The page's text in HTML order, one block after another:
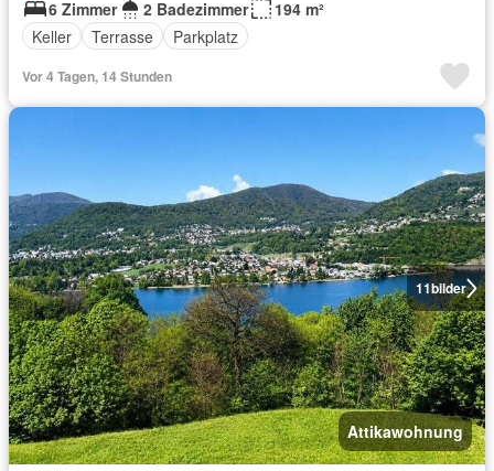
6 Zimmer
2 Badezimmer
194 m²
Keller
Terrasse Parkplatz
Vor 4 Tagen, 14 Stunden
11bilder
Attikawohnung